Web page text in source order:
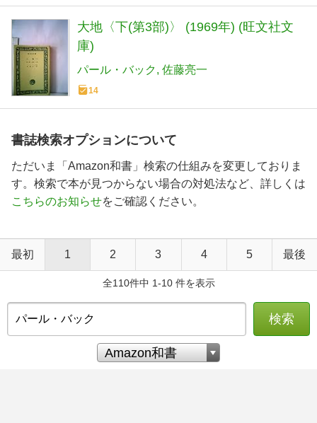
大地〈下(第3部)〉 (1969年) (旺文社文
庫)
パール・バック 佐藤亮一
14
書誌検索オプションについて
ただいま「Amazon和書」検索の仕組みを変更しておりま
す。検索で本が見つからない場合の対処法など、詳しくは
こちらのお知らせをご確認ください。
最初 1 2 3 4 5 最後
全110件中 1-10 件を表示
検索